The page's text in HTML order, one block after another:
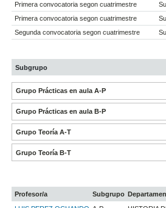
Primera convocatoria segon cuatrimestre
Primera convocatoria segon cuatrimestre
Segunda convocatoria segon cuatrimestre
Subgrupo
Grupo Prácticas en aula A-P
Grupo Prácticas en aula B-P
Grupo Teoría A-T
Grupo Teoría B-T
Profesor/a Subgrupo